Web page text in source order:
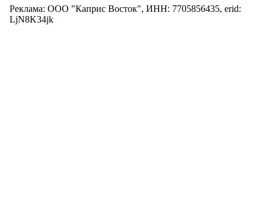
Реклама: ООО "Каприс Восток", ИНН: 7705856435, erid:
LjN8K34jk